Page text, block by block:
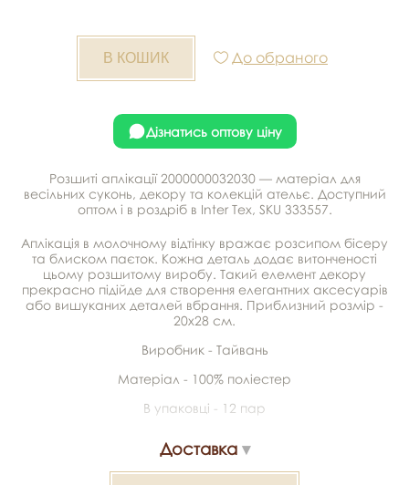
До обраного
Дізнатись оптову ціну
Розшиті аплікації 2000000032030 — матеріал для
весільних суконь, декору та колекцій ательє. Доступний
оптом і в роздріб в Inter Tex, SKU 333557.
Аплікація в молочному відтінку вражає розсипом бісеру
та блиском паєток. Кожна деталь додає витонченості
цьому розшитому виробу. Такий елемент декору
прекрасно підійде для створення елегантних аксесуарів
або вишуканих деталей вбрання. Приблизний розмір -
20х28 см.
Виробник - Тайвань
Матеріал - 100% поліестер
В упаковці - 12 пар
Доставка